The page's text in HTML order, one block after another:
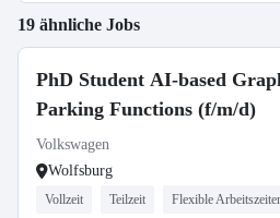
19 ähnliche Jobs
PhD Student AI-based
Parking Functions (f/m/d)
Volkswagen
Wolfsburg
Vollzeit Teilzeit Flexible